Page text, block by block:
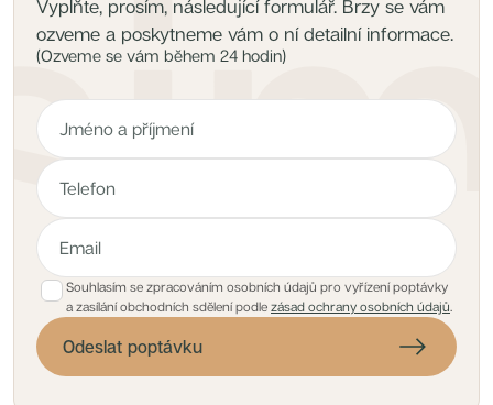
Vyplňte, prosím, následující formulář. Brzy se vám
ozveme a poskytneme vám o ní detailní informace.
(Ozveme se vám během 24 hodin)
Souhlasím se zpracováním osobních údajů pro vyřízení poptávky
a zasílání obchodních sdělení podle zásad ochrany osobních údajů.
Odeslat poptávku